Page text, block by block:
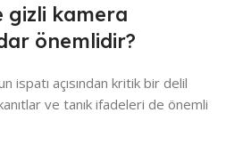
gizli kamera
önemlidir?
ispatı açısından kritik bir delil
ve tanık ifadeleri de önemli